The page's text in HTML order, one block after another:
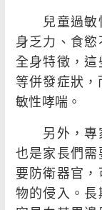
兒童過敏
身乏力、食
全身特徵，
等併發症狀
敏性哮喘。
另外，專
也是家長們
要防衛器官
物的侵入。